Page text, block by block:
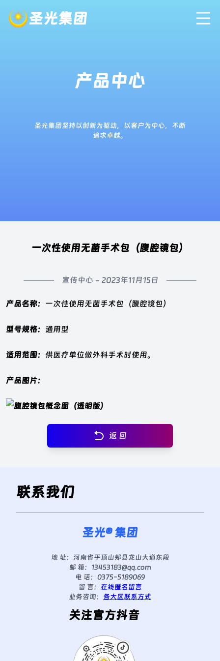
圣光集团
产品中心
圣光集团坚持以创新为驱动，以客户为中心，不断
追求卓越。
一次性使用无菌手术包（腹腔镜包）
宣传中心 - 2023年11月15日
产品名称： 一次性使用无菌手术包（腹腔镜包）
型号规格： 通用型
适用范围： 供医疗单位做外科手术时使用。
产品图片：
返 回
联系我们
圣光® 集团
地 址： 河南省平顶山郏县龙山大道东段
邮 箱： 13453183@qq.com
电 话： 0375-5189069
留 言： 在线匿名留言
业务咨询： 各大区联系方式
关注官方抖音